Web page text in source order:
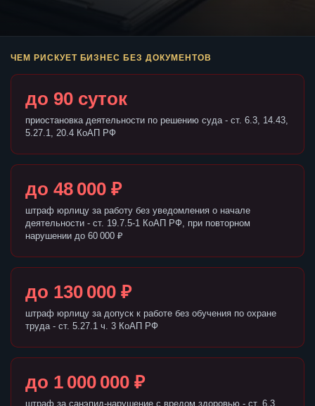
ЧЕМ РИСКУЕТ БИЗНЕС БЕЗ ДОКУМЕНТОВ
до 90 суток
приостановка деятельности по решению суда - ст. 6.3, 14.43,
5.27.1, 20.4 КоАП РФ
до 48 000 ₽
штраф юрлицу за работу без уведомления о начале
деятельности - ст. 19.7.5-1 КоАП РФ, при повторном
нарушении до 60 000 ₽
до 130 000 ₽
штраф юрлицу за допуск к работе без обучения по охране
труда - ст. 5.27.1 ч. 3 КоАП РФ
до 1 000 000 ₽
штраф за санэпид-нарушение с вредом здоровью - ст. 6.3